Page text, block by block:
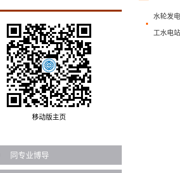
移动版主页
同专业博导
水轮发
工水电